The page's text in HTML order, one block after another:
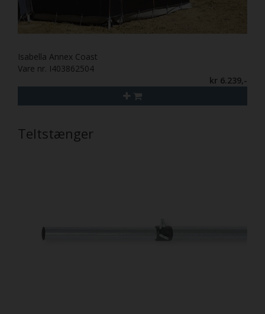
Isabella Annex Coast
Vare nr. I403862504
kr 6.239,-
Teltstænger